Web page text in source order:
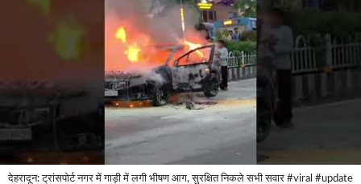
देहरादून: ट्रांसपोर्ट नगर में गाड़ी में लगी भीषण आग, सुरक्षित निकले सभी सवार #viral #update